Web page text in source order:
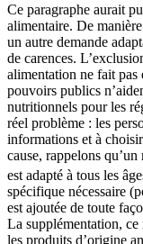
Ce paragraphe aurait
alimentaire. De
un autre demande
de carences.
alimentation ne fait pas
pouvoirs publics
nutritionnels pour les
réel problème : les
informations et à
cause, rappelons
est adapté à tous les
spécifique nécessaire
est ajoutée de toute
La supplémentation, ce
les produits d’origine